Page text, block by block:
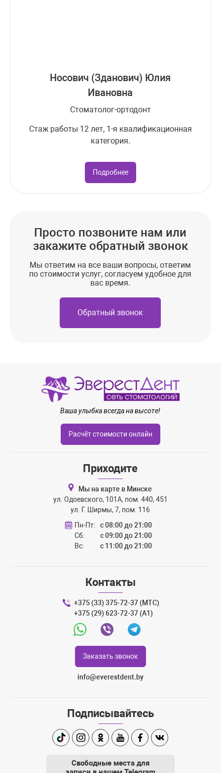
Носович (Зданович) Юлия
Ивановна
Стоматолог-ортодонт
Стаж работы 12 лет, 1-я квалификационная
категория.
Подробнее
Просто позвоните нам или
закажите обратный звонок
Мы ответим на все ваши вопросы, ответим
по стоимости услуг, согласуем удобное для
вас время.
Обратный звонок
Ваша улыбка всегда на высоте!
Расчёт стоимости онлайн
Приходите
Мы на карте в Минске
ул. Одоевского, 101А, пом. 440, 451
ул. Г. Ширмы, 7, пом. 116
Пн-Пт:
с 08:00 до 21:00
Сб:
с 09:00 до 21:00
Вс:
с 11:00 до 21:00
Контакты
+375 (33) 375-72-37 (МТС)
+375 (29) 623-72-37 (A1)
WhatsappViber Telegram
Заказать звонок
info@everestdent.by
Подписывайтесь
TikTokInstagramОдноклассники
YoutubeFacebookВконтакте
Свободные места для